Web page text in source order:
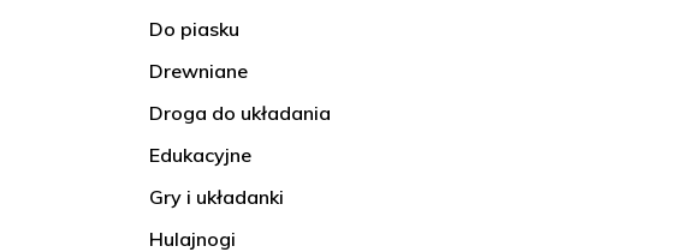
Do piasku
Drewniane
Droga do układania
Edukacyjne
Gry i układanki
Hulajnogi